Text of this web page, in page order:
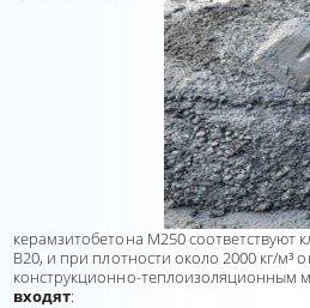
керамзитобетона М250 соответствуют
В20, и при плотности около 2000 кг/м³
конструкционно-теплоизоляционным
входят: